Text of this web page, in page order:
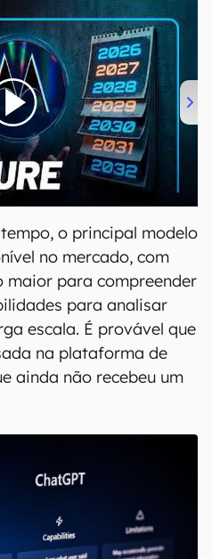
o principal modelo
no mercado, com
maior para compreender
para analisar
escala. É provável que
na plataforma de
ainda não recebeu um